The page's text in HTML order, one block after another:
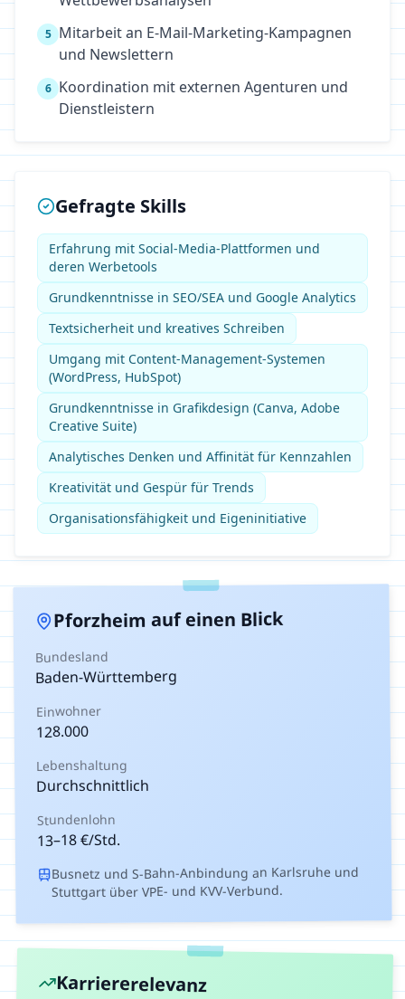
5 Mitarbeit an E-Mail-Marketing-Kampagnen
und Newslettern
6 Koordination mit externen Agenturen und
Dienstleistern
Gefragte Skills
Erfahrung mit Social-Media-Plattformen und
deren Werbetools
Grundkenntnisse in SEO/SEA und Google Analytics
Textsicherheit und kreatives Schreiben
Umgang mit Content-Management-Systemen
(WordPress, HubSpot)
Grundkenntnisse in Grafikdesign (Canva, Adobe
Creative Suite)
Analytisches Denken und Affinität für Kennzahlen
Kreativität und Gespür für Trends
Organisationsfähigkeit und Eigeninitiative
Pforzheim auf einen Blick
Bundesland
Baden-Württemberg
Einwohner
128.000
Lebenshaltung
Durchschnittlich
Stundenlohn
13–18€/Std.
Busnetz und S-Bahn-Anbindung an Karlsruhe und
Stuttgart über VPE- und KVV-Verbund.
Karriererelevanz